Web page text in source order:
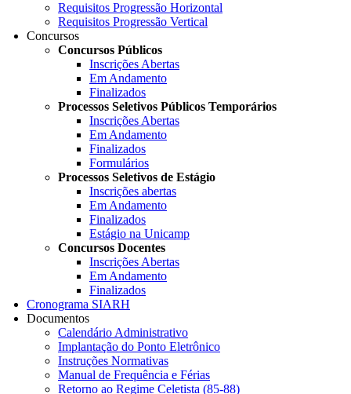
Requisitos Progressão Horizontal
Requisitos Progressão Vertical
Concursos
Concursos Públicos
Inscrições Abertas
Em Andamento
Finalizados
Processos Seletivos Públicos Temporários
Inscrições Abertas
Em Andamento
Finalizados
Formulários
Processos Seletivos de Estágio
Inscrições abertas
Em Andamento
Finalizados
Estágio na Unicamp
Concursos Docentes
Inscrições Abertas
Em Andamento
Finalizados
Cronograma SIARH
Documentos
Calendário Administrativo
Implantação do Ponto Eletrônico
Instruções Normativas
Manual de Frequência e Férias
Retorno ao Regime Celetista (85-88)